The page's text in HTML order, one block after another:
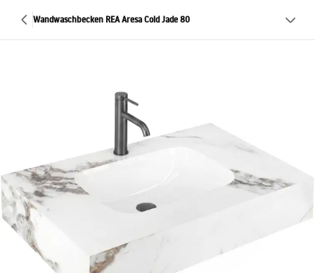
Wandwaschbecken REA Aresa Cold Jade 80